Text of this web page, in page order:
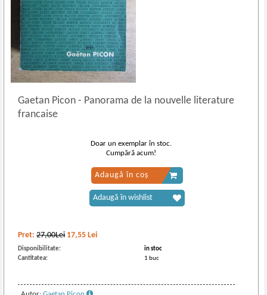
Gaetan Picon- Panorama de la nouvelle literature
francaise
Pret:27,00Lei 17,55 Lei
Disponibilitate:
in stoc
Cantitatea:
1 buc
Doar un exemplar în stoc.
Cumpără acum!
Adaugă în coș
Adaugă în wishlist